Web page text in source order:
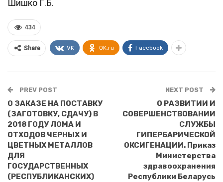
Шишко Г.Б.
434
Share VK OK.ru Facebook
PREV POST
О ЗАКАЗЕ НА ПОСТАВКУ
(ЗАГОТОВКУ, СДАЧУ) В
2018 ГОДУ ЛОМА И
ОТХОДОВ ЧЕРНЫХ И
ЦВЕТНЫХ МЕТАЛЛОВ
ДЛЯ
ГОСУДАРСТВЕННЫХ
(РЕСПУБЛИКАНСКИХ)
NEXT POST
О РАЗВИТИИ И
СОВЕРШЕНСТВОВАНИИ
СЛУЖБЫ
ГИПЕРБАРИЧЕСКОЙ
ОКСИГЕНАЦИИ. Приказ
Министерства
здравоохранения
Республики Беларусь